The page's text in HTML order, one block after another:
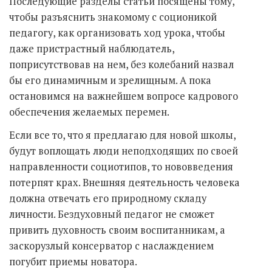
чтобы разъяснить знакомому с соционикой
педагогу, как организовать ход урока, чтобы
даже пристрастный наблюдатель,
поприсутствовав на нем, без колебаний назвал
бы его динамичным и зрелищным. А пока
остановимся на важнейшем вопросе кадрового
обеспечения желаемых перемен.
Если все то, что я предлагаю для новой школы,
будут воплощать люди неподходящих по своей
направленности социотипов, то нововведения
потерпят крах. Внешняя деятельность человека
должна отвечать его природному складу
личности. Бездуховный педагог не сможет
привить духовность своим воспитанникам, а
заскорузлый консерватор с наслаждением
погубит приемы новатора.